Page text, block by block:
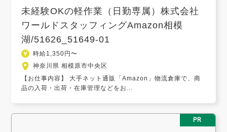
未経験OKの軽作業（日勤専属）株式会社
ワールドスタッフィングAmazon相模
湖/51626_51649-01
時給1,350円〜
神奈川県 相模原市中央区
【お仕事内容】 大手ネット通販「Amazon」物流倉庫で、商
品の入荷・出荷・在庫管理などをお...
PR